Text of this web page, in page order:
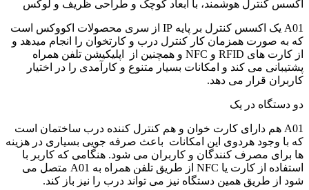
اکسس کنترل هوشمند، با ابعاد کوچک و طراحی ظریف و لوکس
A01 یک اکسس کنترل بر پایه IP از سری محصولات اکووکس است
که به صورت همزمان کار کنترل درب و کارتخوان را انجام میدهد و
از کارت های RFID و NFC و همچنین از اپلیکیشن تلفن همراه
پشتیبانی می کند و امکانات بسیار متنوع و کارآمدی را در اختیار
کاربران قرار می دهد.
دو دستگاه در یک
A01 هم دارای کارت خوان و هم کنترل کننده درب ساختمان است
که با وجود هردوی این امکانات باعث صرفه جویی بسیاری در هزینه
ها برای مصرف کنندگان و کاربران می شود. هنگامی که کاربر با
استفاده از کارت یا NFC از طریق تلفن همراه به A01 متصل می
شود از طریق همین دستگاه نیز می تواند درب را نیز باز کند.